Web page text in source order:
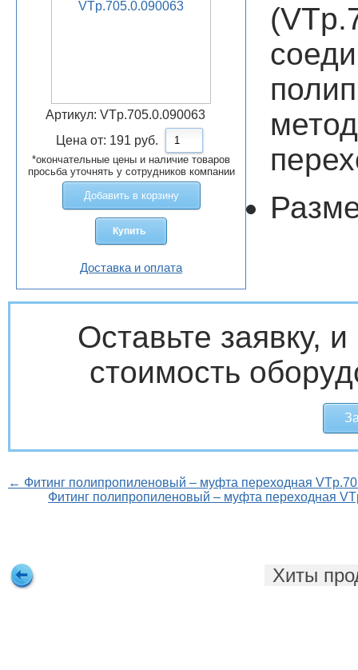
Артикул:VTp.705.0.090063
Цена от: 191 руб.
*окончательные цены и наличие товаров
просьба уточнять у сотрудников компании
Добавить в корзину
Купить
Доставка и оплата
Оставьте заявку,
стоимость
← Фитинг полипропиленовый – муфта переходная
Фитинг полипропиленовый – муфта переходная
Хиты